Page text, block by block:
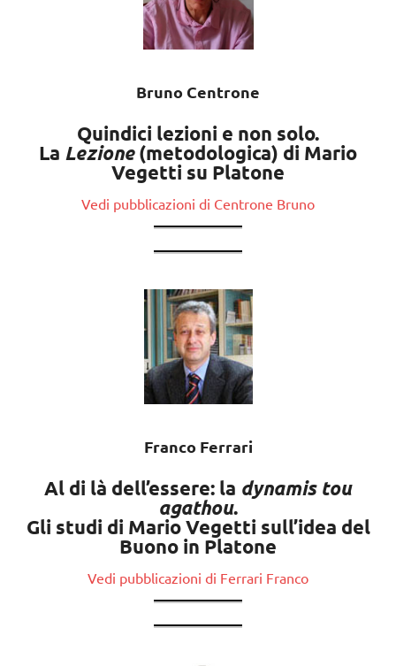
Bruno Centrone
Quindici lezioni e non solo.
La Lezione(metodologica) di Mario
Vegetti su Platone
Vedi pubblicazioni di Centrone Bruno
Franco Ferrari
Al di là dell’essere: la dynamis tou
agathou.
Gli studi di Mario Vegetti sull’idea del
Buono in Platone
Vedi pubblicazioni di Ferrari Franco